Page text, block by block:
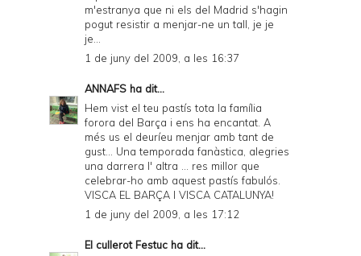
m'estranya que ni els del Madrid s'hagin
pogut resistir a menjar-ne un tall, je je
je...
1 de juny del 2009, a les 16:37
ANNAFS ha dit...
Hem vist el teu pastís tota la família
forora del Barça i ens ha encantat. A
més us el deuríeu menjar amb tant de
gust... Una temporada fanàstica, alegries
una darrera l' altra ... res millor que
celebrar-ho amb aquest pastís fabulós.
VISCA EL BARÇA I VISCA CATALUNYA!
1 de juny del 2009, a les 17:12
El cullerot Festuc ha dit...